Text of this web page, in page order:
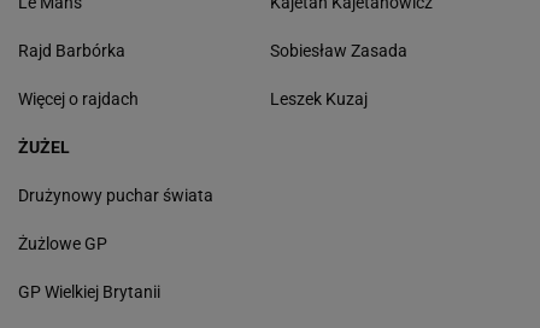
Rajd Barbórka
Więcej o rajdach
Sobiesław Zasada
Leszek Kuzaj
ŻUŻEL
Drużynowy puchar świata
Żużlowe GP
GP Wielkiej Brytanii